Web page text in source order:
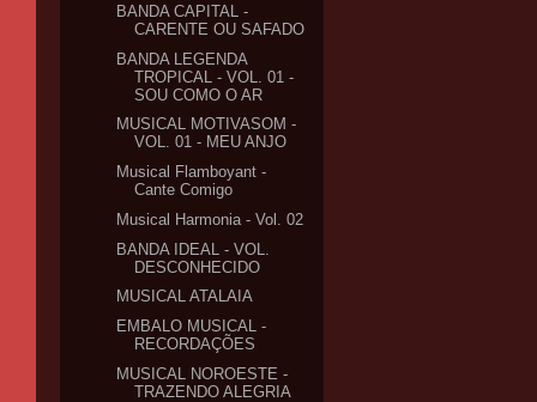
BANDA CAPITAL -
CARENTE OU SAFADO
BANDA LEGENDA
TROPICAL - VOL. 01 -
SOU COMO O AR
MUSICAL MOTIVASOM -
VOL. 01 - MEU ANJO
Musical Flamboyant -
Cante Comigo
Musical Harmonia - Vol. 02
BANDA IDEAL - VOL.
DESCONHECIDO
MUSICAL ATALAIA
EMBALO MUSICAL -
RECORDAÇÕES
MUSICAL NOROESTE -
TRAZENDO ALEGRIA